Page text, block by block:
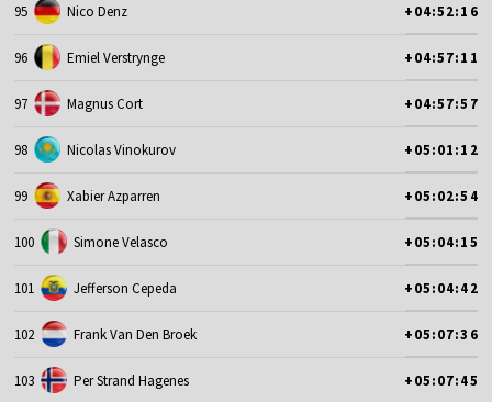
95 Nico Denz +04:52:16
96 Emiel Verstrynge +04:57:11
97 Magnus Cort +04:57:57
98 Nicolas Vinokurov +05:01:12
99 Xabier Azparren +05:02:54
100 Simone Velasco +05:04:15
101 Jefferson Cepeda +05:04:42
102 Frank Van Den Broek +05:07:36
103 Per Strand Hagenes +05:07:45